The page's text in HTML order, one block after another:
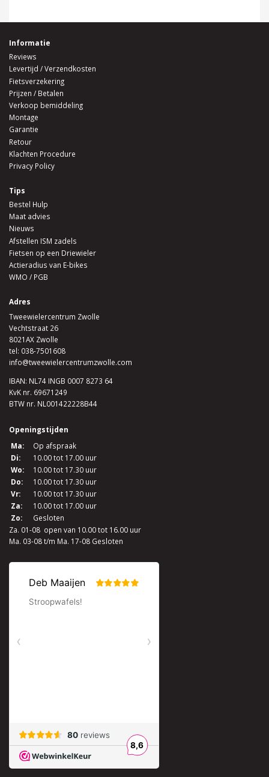
Informatie
Reviews
Levertijd / Verzendkosten
Fietsverzekering
Prijzen / Betalen
Verkoop bemiddeling
Montage
Garantie
Retour
Klachten Procedure
Privacy Policy
Tips
Bestel Hulp
Maat advies
Nieuws
Afstellen ISM zadels
Fietsen op een Driewieler
Actieradius van E-bikes
WMO / PGB
Adres
Tweewielercentrum Zwolle
Vechtstraat 26
8021AX Zwolle
tel: 038-7501608
info@tweewielercentrumzwolle.com
IBAN: NL74 INGB 0007 8273 64
KvK nr. 69671249
BTW nr. NL001422228B44
Openingstijden
Ma:
Op afspraak
Di:
10.00 tot 17.00 uur
Wo:
10.00 tot 17.30 uur
Do:
10.00 tot 17.30 uur
Vr:
10.00 tot 17.30 uur
Za:
10.00 tot 17.00 uur
Zo:
Gesloten
Za. 01-08 open van 10.00 tot 16.00 uur
Ma. 03-08 t/m Ma. 17-08 Gesloten